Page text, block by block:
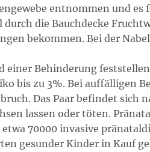
entnommen und es
die Bauchdecke
bekommen. Bei der
Behinderung
bis zu 3%. Bei auffälligen
Das Paar befindet sich
lassen oder töten.
70000 invasive
gesunder Kinder in Kauf